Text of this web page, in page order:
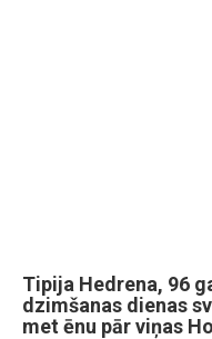
Tipija Hedrena, 96
dzimšanas dienas
met ēnu pār viņas